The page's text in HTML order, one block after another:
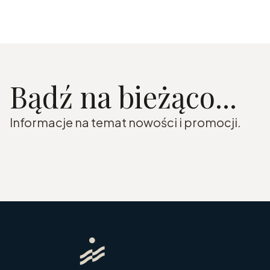
Bądź na bieżąco...
Informacje na temat nowości i promocji.